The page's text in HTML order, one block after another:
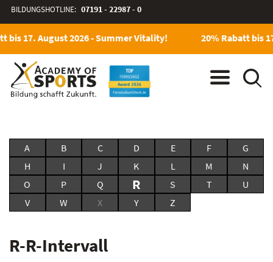
BILDUNGSHOTLINE: 07191 - 22987 - 0
bis 17. August 2026 - Summer Vitality! 20% Rabatt bis
A B C D E F
G
H
I J K L M
N
O
P Q R S T
U
V
W X Y Z
R-R-Intervall